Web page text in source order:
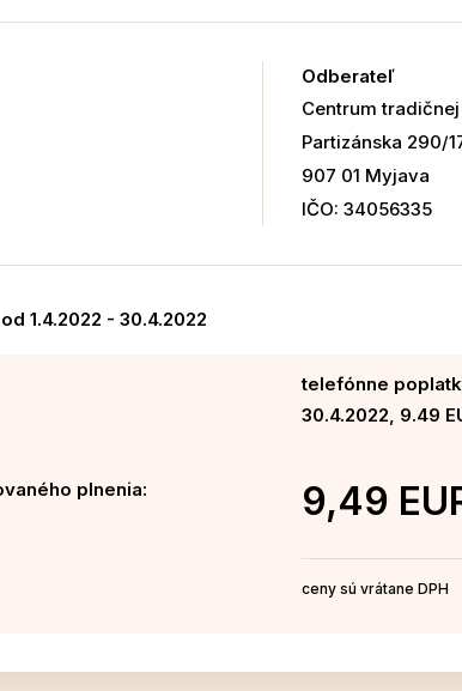
Odberateľ
Centrum
Partizánska 290/
907 01 Myjava
IČO: 34056335
1.4.2022 - 30.4.2022
telefónne
30.4.2022, 9.49
plnenia: 9,49
ceny sú vrátane DPH